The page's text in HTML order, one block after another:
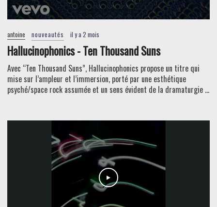
antoine nouveautés il y a 2 mois
Hallucinophonics - Ten Thousand Suns
Avec “Ten Thousand Suns”, Hallucinophonics propose un titre qui
mise sur l’ampleur et l’immersion, porté par une esthétique
psyché/space rock assumée et un sens évident de la dramaturgie ...